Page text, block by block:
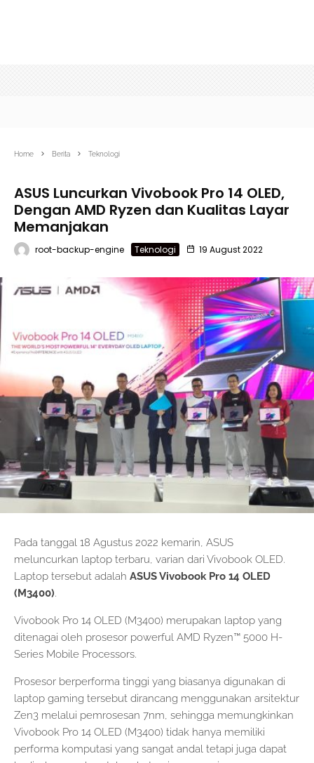
Home Berita Teknologi
ASUS Luncurkan Vivobook Pro 14 OLED,
Dengan AMD Ryzen dan Kualitas Layar
Memanjakan
root-backup-engine Teknologi 19 August 2022
Pada tanggal 18 Agustus 2022 kemarin, ASUS
meluncurkan laptop terbaru, varian dari Vivobook OLED.
Laptop tersebut adalah ASUS Vivobook Pro 14 OLED
(M3400).
Vivobook Pro 14 OLED (M3400) merupakan laptop yang
ditenagai oleh prosesor powerful AMD Ryzen™ 5000 H-
Series Mobile Processors.
Prosesor berperforma tinggi yang biasanya digunakan di
laptop gaming tersebut dirancang menggunakan arsitektur
Zen3 melalui pemrosesan 7nm, sehingga memungkinkan
Vivobook Pro 14 OLED (M3400) tidak hanya memiliki
performa komputasi yang sangat andal tetapi juga dapat